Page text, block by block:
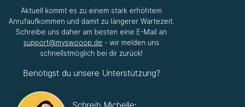
Aktuell kommt es zu einem stark erhöhtem
Anrufaufkommen und damit zu längerer Wartezeit.
Schreibe uns daher am besten eine E-Mail an
support@myswooop.de - wir melden uns
schnellstmöglich bei dir zurück!
Benötigst du unsere Unterstützung?
Schreib Michelle: